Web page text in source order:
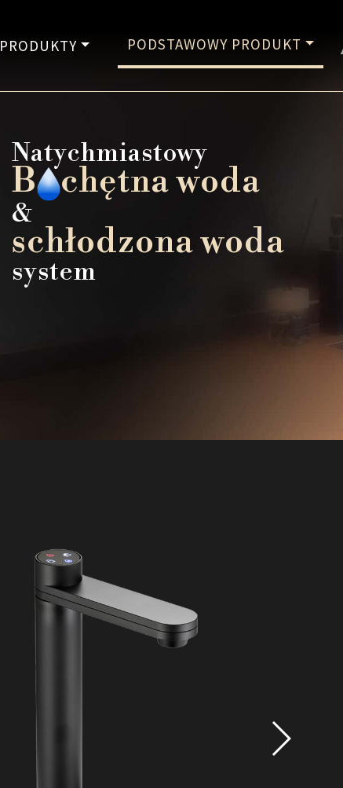
PRODUKTY PODSTAWOWY PRODUKT
Natychmiastowy
B chętna woda
&
schłodzona woda
system